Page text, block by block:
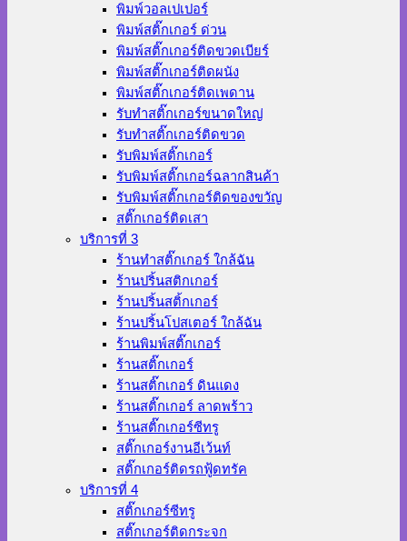
พิมพ์วอลเปเปอร์
พิมพ์สติ๊กเกอร์ ด่วน
พิมพ์สติ๊กเกอร์ติดขวดเบียร์
พิมพ์สติ๊กเกอร์ติดผนัง
พิมพ์สติ๊กเกอร์ติดเพดาน
รับทำสติ๊กเกอร์ขนาดใหญ่
รับทำสติ๊กเกอร์ติดขวด
รับพิมพ์สติ๊กเกอร์
รับพิมพ์สติ๊กเกอร์ฉลากสินค้า
รับพิมพ์สติ๊กเกอร์ติดของขวัญ
สติ๊กเกอร์ติดเสา
บริการที่ 3
ร้านทําสติ๊กเกอร์ ใกล้ฉัน
ร้านปริ้นสติกเกอร์
ร้านปริ้นสติ้กเกอร์
ร้านปริ้นโปสเตอร์ ใกล้ฉัน
ร้านพิมพ์สติ๊กเกอร์
ร้านสติ๊กเกอร์
ร้านสติ๊กเกอร์ ดินแดง
ร้านสติ๊กเกอร์ ลาดพร้าว
ร้านสติ๊กเกอร์ซีทรู
สติ๊กเกอร์งานอีเว้นท์
สติ๊กเกอร์ติดรถฟู้ดทรัค
บริการที่ 4
สติ๊กเกอร์ซีทรู
สติ๊กเกอร์ติดกระจก